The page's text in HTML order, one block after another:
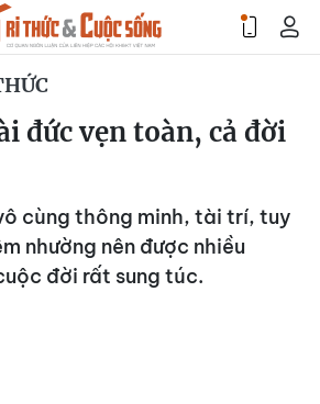
đức vẹn toàn, cả đời
cùng thông minh, tài trí, tuy
nhường nên được nhiều
đời rất sung túc.